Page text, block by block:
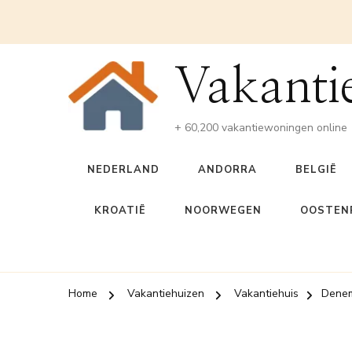
+ 60,200 vakantiewoningen online
NEDERLAND ANDORRA BELGIË
KROATIË NOORWEGEN
Home Vakantiehuizen Vakantiehuis